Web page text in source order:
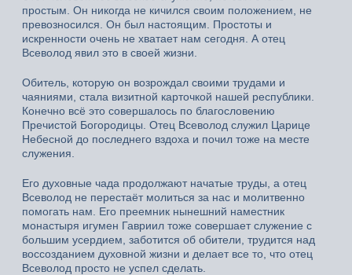
простым. Он никогда не кичился своим положением, не
превозносился. Он был настоящим. Простоты и
искренности очень не хватает нам сегодня. А отец
Всеволод явил это в своей жизни.
Обитель, которую он возрождал своими трудами и
чаяниями, стала визитной карточкой нашей республики.
Конечно всё это совершалось по благословению
Пречистой Богородицы. Отец Всеволод служил Царице
Небесной до последнего вздоха и почил тоже на месте
служения.
Его духовные чада продолжают начатые труды, а отец
Всеволод не перестаёт молиться за нас и молитвенно
помогать нам. Его преемник нынешний наместник
монастыря игумен Гавриил тоже совершает служение с
большим усердием, заботится об обители, трудится над
воссозданием духовной жизни и делает все то, что отец
Всеволод просто не успел сделать.